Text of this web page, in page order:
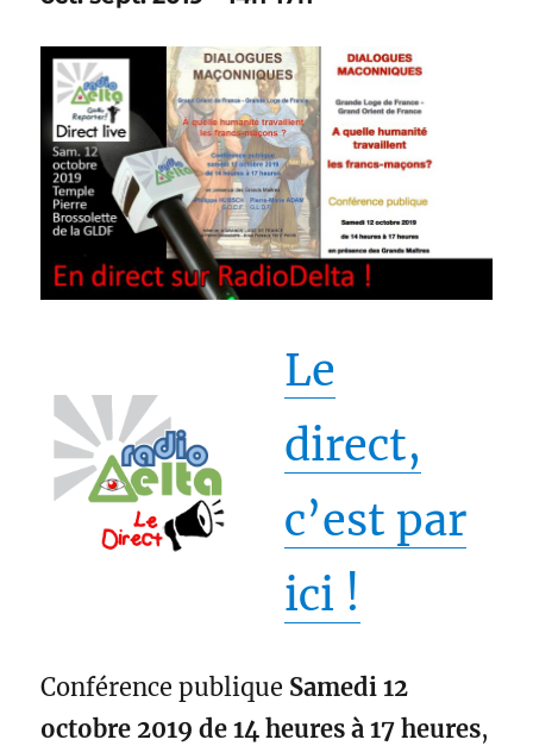
Le
direct,
c’est par
ici !
Conférence publique Samedi 12
octobre 2019 de 14 heures à 17 heures,